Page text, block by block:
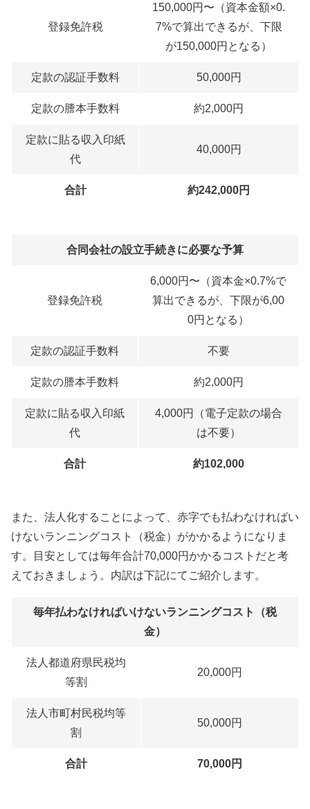
登録免許税
150,000円〜（資本金額×0.
7%で算出できるが、下限
が150,000円となる）
定款の認証手数料 50,000円
定款の謄本手数料 約2,000円
定款に貼る収入印紙
代
40,000円
合計 約242,000円
合同会社の設立手続きに必要な予算
登録免許税
6,000円〜（資本金×0.7%で
算出できるが、下限が6,00
0円となる）
定款の認証手数料 不要
定款の謄本手数料 約2,000円
定款に貼る収入印紙
代
4,000円（電子定款の場合
は不要）
合計 約102,000
また、法人化することによって、赤字でも払わなければい
けないランニングコスト（税金）がかかるようになりま
す。目安としては毎年合計70,000円かかるコストだと考
えておきましょう。内訳は下記にてご紹介します。
毎年払わなければいけないランニングコスト（税
金）
法人都道府県民税均
等割
20,000円
法人市町村民税均等
割
50,000円
合計 70,000円